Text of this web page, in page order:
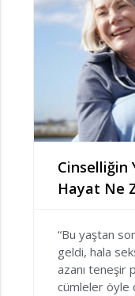
Cinselliğin
Hayat Ne
“Bu yaştan
geldi, hala
azanı teneşir
cümleler öyle